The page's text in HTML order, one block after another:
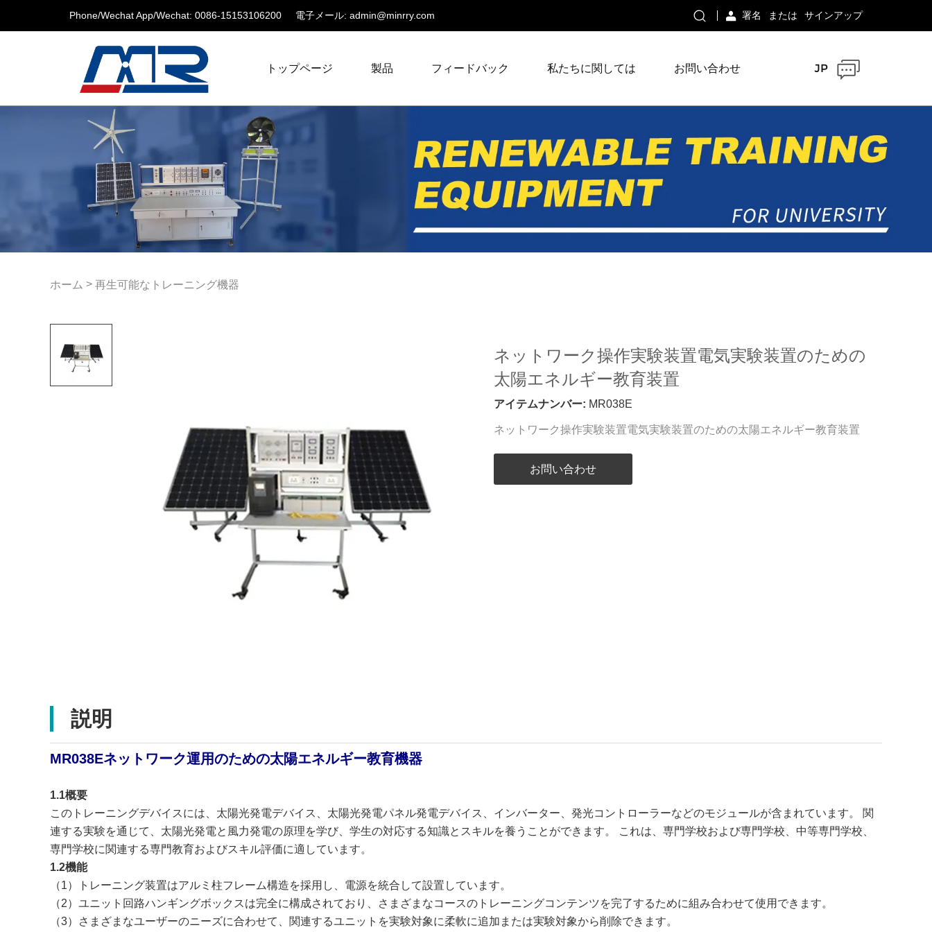
Phone/Wechat App/Wechat: 0086-15153106200 電子メール: admin@minrry.com 署名 または サインアップ
トップページ 製品 フィードバック 私たちに関しては お問い合わせ JP
ホーム > 再生可能なトレーニング機器
ネットワーク操作実験装置電気実験装置のための
太陽エネルギー教育装置
アイテムナンバー: MR038E
ネットワーク操作実験装置電気実験装置のための太陽エネルギー教育装置
お問い合わせ
説明
MR038Eネットワーク運用のための太陽エネルギー教育機器
1.1概要
このトレーニングデバイスには、太陽光発電デバイス、太陽光発電パネル発電デバイス、インバーター、発光コントローラーなどのモジュールが含まれています。 関
連する実験を通じて、太陽光発電と風力発電の原理を学び、学生の対応する知識とスキルを養うことができます。 これは、専門学校および専門学校、中等専門学校、
専門学校に関連する専門教育およびスキル評価に適しています。
1.2機能
（1）トレーニング装置はアルミ柱フレーム構造を採用し、電源を統合して設置しています。
（2）ユニット回路ハンギングボックスは完全に構成されており、さまざまなコースのトレーニングコンテンツを完了するために組み合わせて使用できます。
（3）さまざまなユーザーのニーズに合わせて、関連するユニットを実験対象に柔軟に追加または実験対象から削除できます。